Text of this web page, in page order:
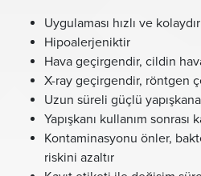
Uygulaması hızlı ve kolaydır
Hipoalerjeniktir
Hava geçirgendir, cildin
X-ray geçirgendir, röntgen
Uzun süreli güçlü
Yapışkanı kullanım sonrası
Kontaminasyonu önler,
riskini azaltır